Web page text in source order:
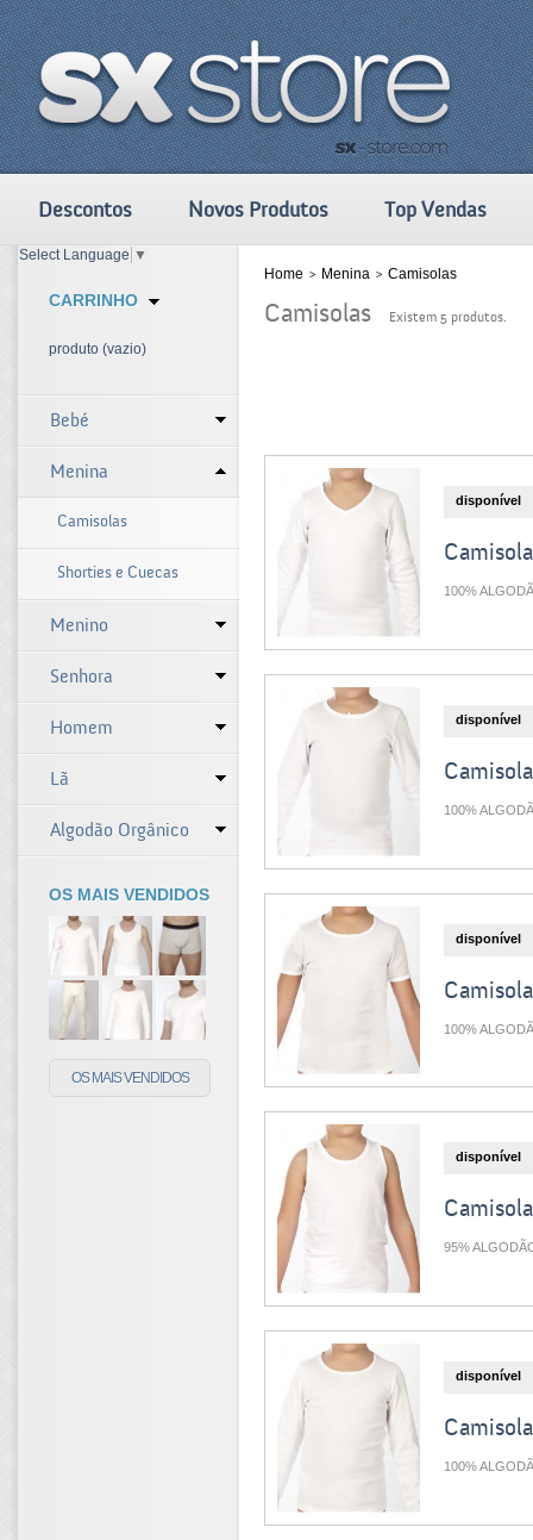
Descontos Novos Produtos Top Vendas
Select Language ▼
CARRINHO
produto (vazio)
Bebé
Menina
Camisolas
Shorties e Cuecas
Menino
Senhora
Homem
Lã
Algodão Orgânico
OS MAIS VENDIDOS
OS MAIS VENDIDOS
Home > Menina > Camisolas
Camisolas Existem 5 produtos.
disponível
100%
disponível
100%
disponível
100%
disponível
95%
disponível
100%